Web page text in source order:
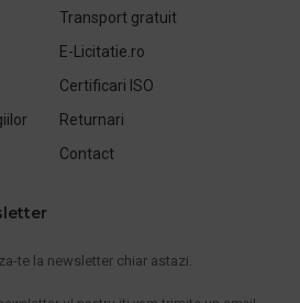
Transport gratuit
E-Licitatie.ro
Certificari ISO
Returnari
Contact
te la newsletter chiar astazi.